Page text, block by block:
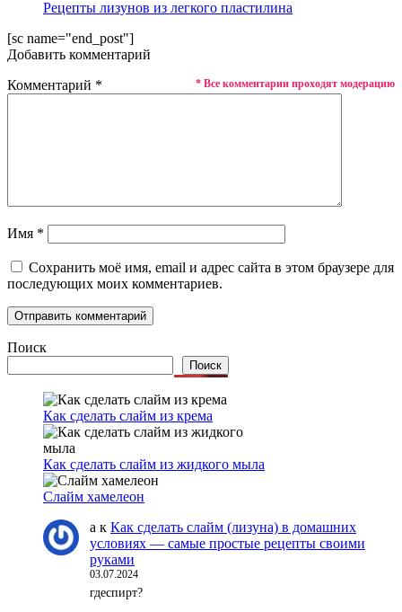
Рецепты лизунов из легкого пластилина
[sc name="end_post"]
Добавить комментарий
* Все комментарии проходят модерацию
Комментарий *
Имя *
Сохранить моё имя, email и адрес сайта в этом браузере для
последующих моих комментариев.
Поиск
Поиск
Как сделать слайм из крема
Как сделать слайм из жидкого мыла
Слайм хамелеон
а к Как сделать слайм (лизуна) в домашних
условиях — самые простые рецепты своими
руками
03.07.2024
гдеспирт?